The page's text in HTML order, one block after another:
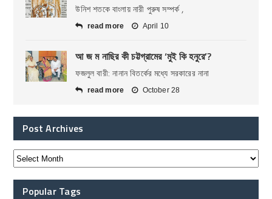
উনিশ শতকে বাংলায় নারী পুরুষ সম্পর্ক ,
read more April 10
আ জ ম নাছির কী চট্টগ্রামের ‘মুই কি হনুরে’?
ফজলুল বারী: নানান বিতর্কের মধ্যে সরকারের নানা
read more October 28
Post Archives
Popular Tags